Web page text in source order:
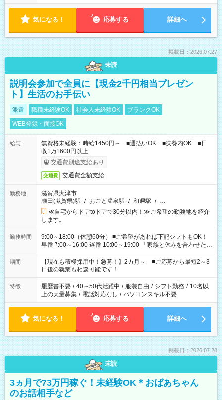
気になる！ 応募する 詳細へ
掲載日：2026.07.27
未読
説明会参加で全員に【現金2千円相当プレゼン
ト】生活のお手伝い
派遣 職種未経験OK 社会人未経験OK
ブランクOK
WEB登録・面接OK
給与
無資格未経験：時給1450円～ ■週払いOK ■扶養内OK ■日
収1万1600円以上
交通費別途支給あり
交通費 交通費全額支給
勤務地
滋賀県大津市
瀬田(滋賀県)駅 / おごと温泉駅 / 和邇駅 / …
≪自宅からドアtoドアで30分以内！≫ご希望の勤務地を紹介
します。
勤務時間
9:00～18:00（休憩60分） ■ご希望があれば下記シフトもOK！
早番 7:00～16:00 遅番 10:00～19:00 「家族と休みを合わせた
い」 「余裕を持って夕飯の準備がしたい」 「できれば残業はし
たくない」 など、ご希望を教えてくださいね。 ※Wワーク希望
の方へ 今ご覧のお仕事で希望する勤務時間と、もう1つのお仕事
の勤務時間。 合計で週40時間を超える場合は応募できません。
期間
【現在も積極採用中！急募！】2カ月～ ■ご応募から最短2～3
日後の就業も相談可能です！
特徴 履歴書不要 / 40～50代活躍中 / 服装自由 / シフト勤務 / 10名以
上の大量募集 / 電話対応なし / パソコンスキル不要
気になる！ 応募する 詳細へ
掲載日：2026.07.28
未読
3ヵ月で73万円稼ぐ！未経験OK＊おばあちゃん
のお話相手など